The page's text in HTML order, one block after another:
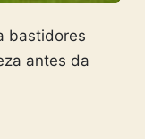
bastidores
antes da